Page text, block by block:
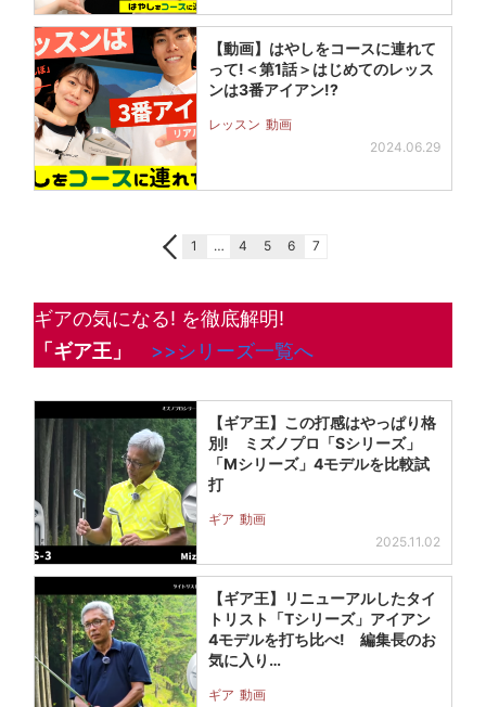
【動画】はやしをコースに連れて
って!＜第1話＞はじめてのレッス
ンは3番アイアン!?
レッスン 動画
2024.06.29
1 … 4 5 6 7
ギアの気になる! を徹底解明!
「ギア王」
>>シリーズ一覧へ
【ギア王】この打感はやっぱり格
別! ミズノプロ「Sシリーズ」
「Mシリーズ」4モデルを比較試
打
ギア 動画
2025.11.02
【ギア王】リニューアルしたタイ
トリスト「Tシリーズ」アイアン
4モデルを打ち比べ! 編集長のお
気に入り…
ギア 動画